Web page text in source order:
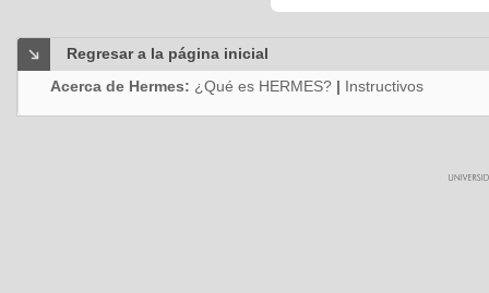
Regresar a la página inicial
Acerca de Hermes: ¿Qué es HERMES? | Instructivos